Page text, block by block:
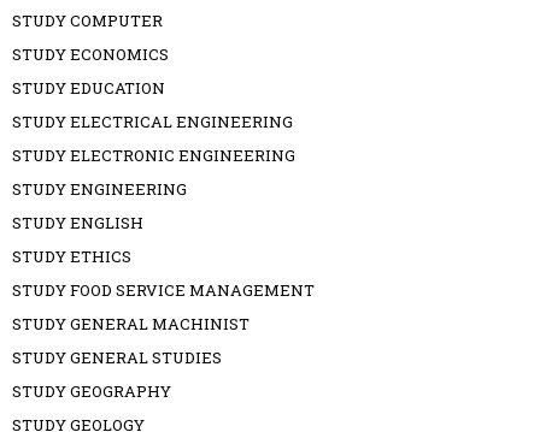
STUDY COMPUTER
STUDY ECONOMICS
STUDY EDUCATION
STUDY ELECTRICAL ENGINEERING
STUDY ELECTRONIC ENGINEERING
STUDY ENGINEERING
STUDY ENGLISH
STUDY ETHICS
STUDY FOOD SERVICE MANAGEMENT
STUDY GENERAL MACHINIST
STUDY GENERAL STUDIES
STUDY GEOGRAPHY
STUDY GEOLOGY